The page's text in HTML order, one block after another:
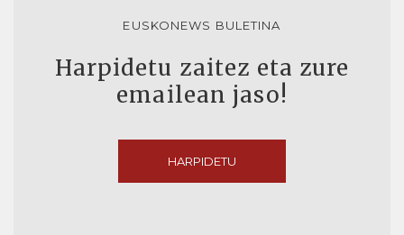
EUSKONEWS BULETINA
Harpidetu zaitez eta zure
emailean jaso!
HARPIDETU